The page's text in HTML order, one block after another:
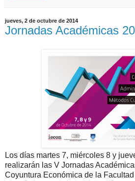
jueves, 2 de octubre de 2014
Jornadas Académicas
Los días martes 7, miércoles 8 y
realizarán las V Jornadas
Coyuntura Económica de la